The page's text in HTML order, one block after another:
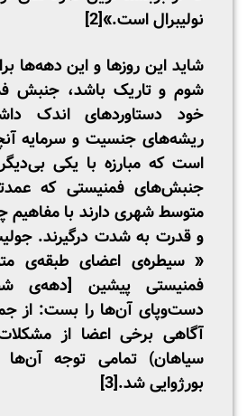
نولیبرال است.»[2]
شاید این روزها و این دهه‌ها
شوم و تاریک باشد، جنبش
خود دستاوردهای اندک
ریشه‌های جنسیت و سرمایه
است که مبارزه با یکی
جنبش‌های فمنیستی که
متوسط شهری دارند با
و قدرت به شدت درگیرند.
« سیطره‌ی اعضای طبقه‌ی
فمنیستی پیشین [دهه‌ی
دست‌و‌پای آن‌ها را بست: از
آگاهی برخی اعضا از
سیاهان) تمامی توجه‌
بورژوایی شد.[3]